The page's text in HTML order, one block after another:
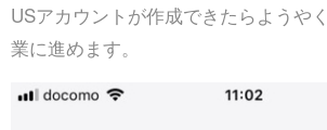
USアカウントが作成できたらようや
業に進めます。